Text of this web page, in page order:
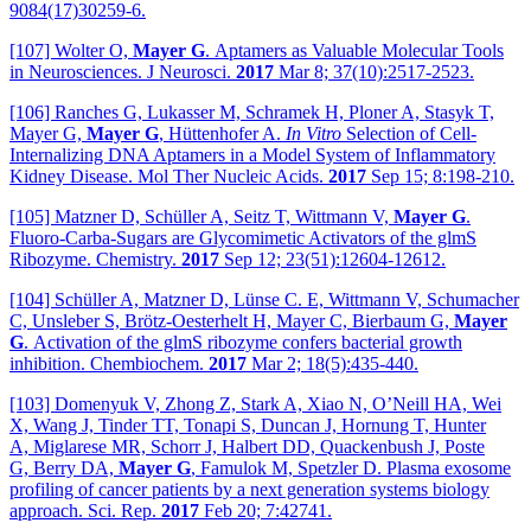
9084(17)30259-6.
[107] Wolter O, Mayer G. Aptamers as Valuable Molecular Tools
in Neurosciences. J Neurosci. 2017 Mar 8; 37(10):2517-2523.
[106] Ranches G, Lukasser M, Schramek H, Ploner A, Stasyk T,
Mayer G, Mayer G, Hüttenhofer A. In Vitro Selection of Cell-
Internalizing DNA Aptamers in a Model System of Inflammatory
Kidney Disease. Mol Ther Nucleic Acids. 2017 Sep 15; 8:198-210.
[105] Matzner D, Schüller A, Seitz T, Wittmann V, Mayer G.
Fluoro-Carba-Sugars are Glycomimetic Activators of the glmS
Ribozyme. Chemistry. 2017 Sep 12; 23(51):12604-12612.
[104] Schüller A, Matzner D, Lünse C. E, Wittmann V, Schumacher
C, Unsleber S, Brötz-Oesterhelt H, Mayer C, Bierbaum G, Mayer
G. Activation of the glmS ribozyme confers bacterial growth
inhibition. Chembiochem. 2017 Mar 2; 18(5):435-440.
[103] Domenyuk V, Zhong Z, Stark A, Xiao N, O’Neill HA, Wei
X, Wang J, Tinder TT, Tonapi S, Duncan J, Hornung T, Hunter
A, Miglarese MR, Schorr J, Halbert DD, Quackenbush J, Poste
G, Berry DA, Mayer G, Famulok M, Spetzler D. Plasma exosome
profiling of cancer patients by a next generation systems biology
approach. Sci. Rep. 2017 Feb 20; 7:42741.